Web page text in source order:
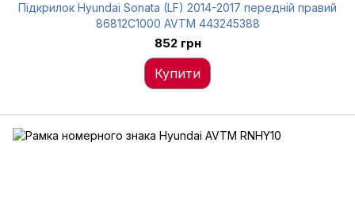
Підкрилок Hyundai Sonata (LF) 2014-2017 передній правий
86812C1000 AVTM 443245388
852 грн
Купити